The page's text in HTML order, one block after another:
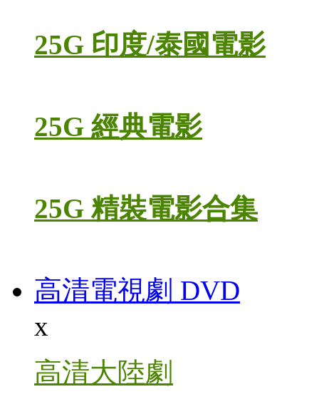
25G 印度/泰國電影
25G 經典電影
25G 精裝電影合集
高清電視劇 DVD
x
高清大陸劇